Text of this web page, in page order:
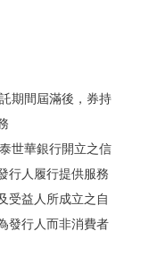
期間屆滿後，券持
世華銀行開立之信
行人履行提供服務
受益人所成立之自
發行人而非消費者